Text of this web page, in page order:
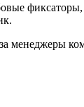
менеджеры